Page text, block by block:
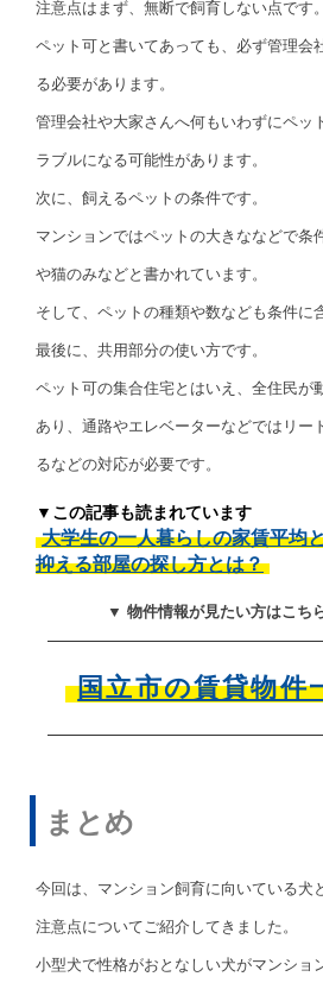
注意点はまず、無断で飼育しない点です。
ペット可と書いてあっても、必ず管理会
る必要があります。
管理会社や大家さんへ何もいわずにペッ
ラブルになる可能性があります。
次に、飼えるペットの条件です。
マンションではペットの大きななどで条
や猫のみなどと書かれています。
そして、ペットの種類や数なども条件に
最後に、共用部分の使い方です。
ペット可の集合住宅とはいえ、全住民が
あり、通路やエレベーターなどではリー
るなどの対応が必要です。
▼この記事も読まれています
大学生の一人暮らしの家賃平均
抑える部屋の探し方とは？
▼ 物件情報が見たい方はこち
国立市の賃貸物件
まとめ
今回は、マンション飼育に向いている犬
注意点についてご紹介してきました。
小型犬で性格がおとなしい犬がマンショ